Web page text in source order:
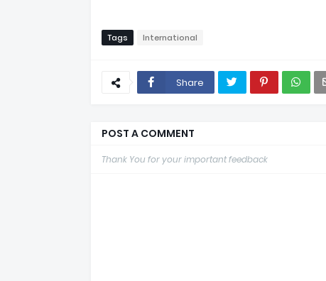
Tags International
Share
POST A COMMENT
Thank You for your important feedback